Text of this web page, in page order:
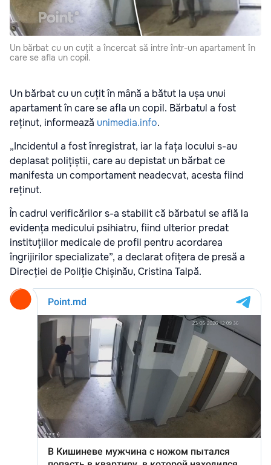
Un bărbat cu un cuțit a încercat să intre într-un apartament în
care se afla un copil.
Un bărbat cu un cuțit în mână a bătut la ușa unui
apartament în care se afla un copil. Bărbatul a fost
reținut, informează unimedia.info.
„Incidentul a fost înregistrat, iar la fața locului s-au
deplasat polițiștii, care au depistat un bărbat ce
manifesta un comportament neadecvat, acesta fiind
reținut.
În cadrul verificărilor s-a stabilit că bărbatul se află la
evidența medicului psihiatru, fiind ulterior predat
instituțiilor medicale de profil pentru acordarea
îngrijirilor specializate”, a declarat ofițera de presă a
Direcției de Poliție Chișinău, Cristina Talpă.